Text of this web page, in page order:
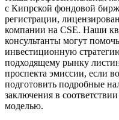
с Кипрской фондовой
регистрации,
компании на CSE. Наши
консультанты могут
инвестиционную
подходящему рынку
проспекта эмиссии, если
подготовить подробные
заключения в
моделью.